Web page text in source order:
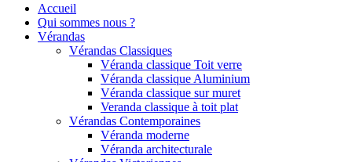
Accueil
Qui sommes nous ?
Vérandas
Vérandas Classiques
Véranda classique Toit verre
Véranda classique Aluminium
Véranda classique sur muret
Veranda classique à toit plat
Vérandas Contemporaines
Véranda moderne
Véranda architecturale